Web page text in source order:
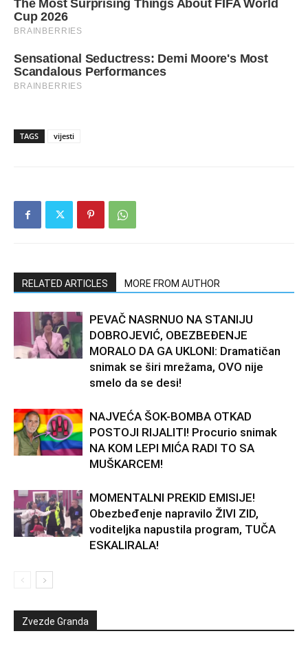
TAGS vijesti
RELATED ARTICLES MORE FROM AUTHOR
PEVAČ NASRNUO NA STANIJU
DOBROJEVIĆ, OBEZBEĐENJE
MORALO DA GA UKLONI: Dramatičan
snimak se širi mrežama, OVO nije
smelo da se desi!
NAJVEĆA ŠOK-BOMBA OTKAD
POSTOJI RIJALITI! Procurio snimak
NA KOM LEPI MIĆA RADI TO SA
MUŠKARCEM!
MOMENTALNI PREKID EMISIJE!
Obezbeđenje napravilo ŽIVI ZID,
voditeljka napustila program, TUČA
ESKALIRALA!
Zvezde Granda